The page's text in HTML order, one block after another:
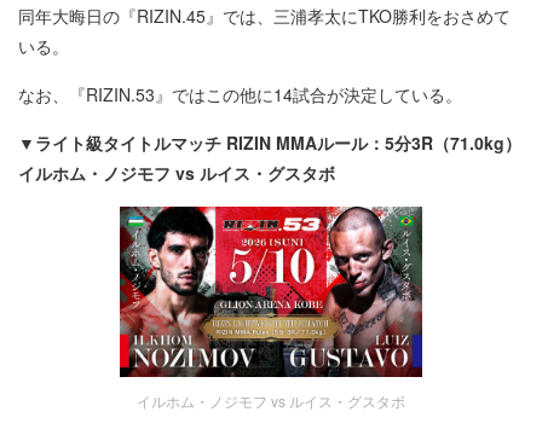
同年大晦日の『RIZIN.45』では、三浦孝太にTKO勝利をおさめて
いる。
なお、『RIZIN.53』ではこの他に14試合が決定している。
▼ライト級タイトルマッチ RIZIN MMAルール：5分3R（71.0kg）
イルホム・ノジモフ vs ルイス・グスタボ
イルホム・ノジモフ vs ルイス・グスタボ